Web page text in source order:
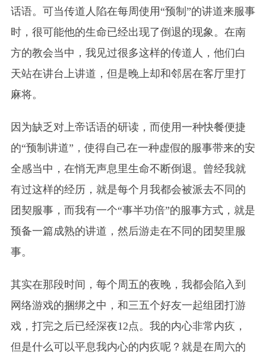
话语。可当传道人陷在每周使用“预制”的讲道来服事
时，很可能他的生命已经出现了倒退的现象。在南
方的教会当中，我见过很多这样的传道人，他们白
天站在讲台上讲道，但是晚上却和邻居在客厅里打
麻将。
因为缺乏对上帝话语的研读，而使用一种快餐便捷
的“预制讲道”，使得自己在一种虚假的服事带来的安
全感当中，在悄无声息里生命不断倒退。曾经我就
有过这样的经历，就是每个月我都会被派去不同的
团契服事，而我有一个“事半功倍”的服事方式，就是
预备一篇成熟的讲道，然后游走在不同的团契里服
事。
其实在那段时间，每个周五的夜晚，我都会陷入到
网络游戏的捆绑之中，和三五个好友一起组团打游
戏，打完之后已经深夜12点。我的内心非常内疚，
但是什么可以平息我内心的内疚呢？就是在周六的